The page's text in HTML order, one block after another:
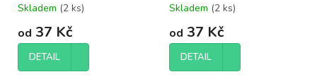
Skladem (2 ks)
od 37 Kč
DETAIL
Skladem (2 ks)
od 37 Kč
DETAIL